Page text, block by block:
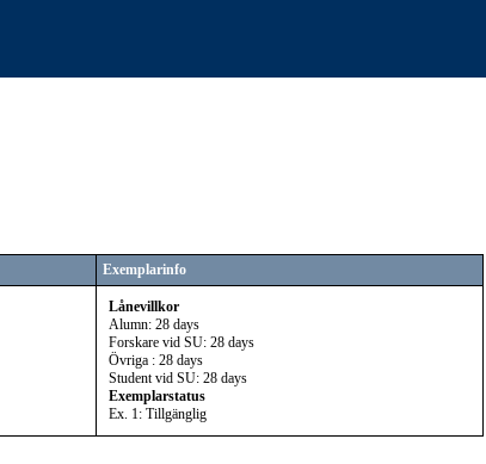
Exemplarinfo
Lånevillkor
Alumn: 28 days
Forskare vid SU: 28 days
Övriga : 28 days
Student vid SU: 28 days
Exemplarstatus
Ex. 1: Tillgänglig